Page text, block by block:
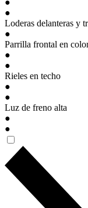
●
●
Loderas delanteras y
●
Parrilla frontal en
●
●
Rieles en techo
●
●
Luz de freno alta
●
●